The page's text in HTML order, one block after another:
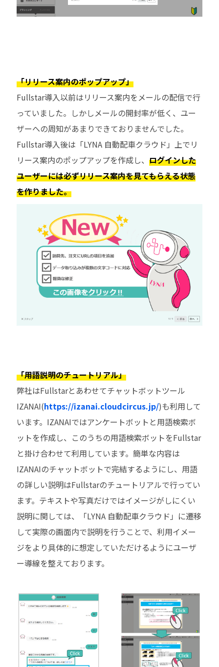
「リリース案内のポップアップ」
Fullstar導入以前はリリース案内をメールの配信で行
っていました。しかしメールの開封率が低く、ユー
ザーへの周知があまりできておりませんでした。
Fullstar導入後は「LYNA 自動配車クラウド」上でリ
リース案内のポップアップを作成し、 ログインした
ユーザーには必ずリリース案内を見てもらえる状態
を作りました。
「用語説明のチュートリアル」
弊社はFullstarとあわせてチャットボットツール
IZANAI(https://izanai.cloudcircus.jp/)も利用して
います。IZANAIではアンケートボットと用語検索ボ
ットを作成し、このうちの用語検索ボットをFullstar
と掛け合わせて利用しています。簡単な内容は
IZANAIのチャットボットで完結するようにし、用語
の詳しい説明はFullstarのチュートリアルで行ってい
ます。テキストや写真だけではイメージがしにくい
説明に関しては、「LYNA 自動配車クラウド」に遷移
して実際の画面内で説明を行うことで、利用イメー
ジをより具体的に想定していただけるようにユーザ
ー導線を整えております。